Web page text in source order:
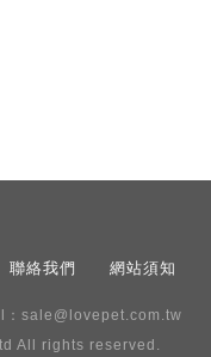
聯絡我們 網站須知
sale@lovepet.com.tw
All rights reserved.